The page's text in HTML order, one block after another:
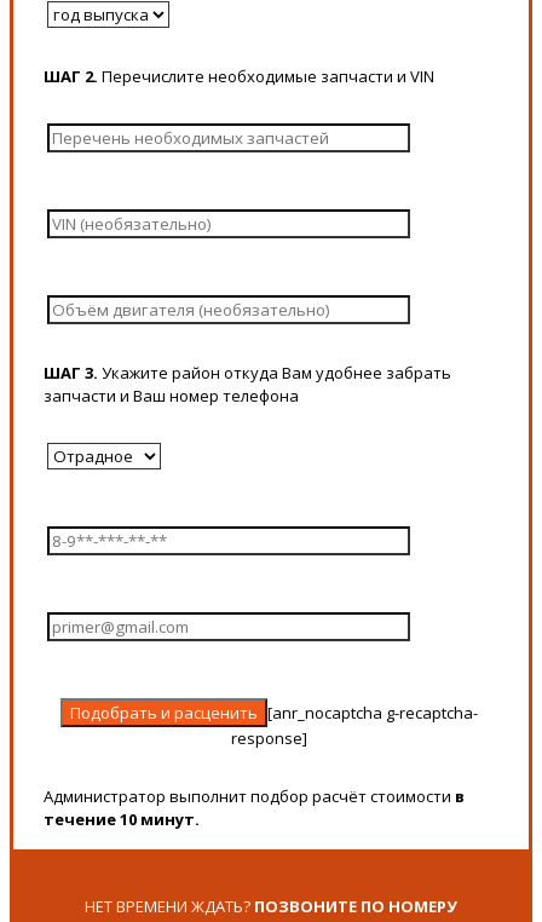
ШАГ 2. Перечислите необходимые запчасти и VIN
ШАГ 3. Укажите район откуда Вам удобнее забрать
запчасти и Ваш номер телефона
[anr_nocaptcha g-recaptcha-
response]
Администратор выполнит подбор расчёт стоимости в
течение 10 минут.
НЕТ ВРЕМЕНИ ЖДАТЬ? ПОЗВОНИТЕ ПО НОМЕРУ